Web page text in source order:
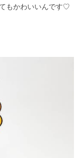
もかわいいんです♡